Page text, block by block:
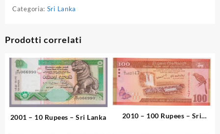
Categoria: Sri Lanka
Prodotti correlati
2001 – 10 Rupees – Sri Lanka
2010 – 100 Rupees – Sri